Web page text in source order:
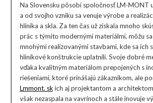
Na Slovensku pôsobí spoločnosť LM-MONT
a od svojho vzniku sa venuje výrobe a
hliníka a skla. Za ten čas už získala mnoho
prác s týmito modernými materiálmi, môžu
mnohými realizovanými stavbami, kde sa ich
hliníkové konštrukcie uplatnili. Svoje dobré
vďaka kvalitným materiálom prepojených s
riešeniami, ktoré prinášajú zákazníkom, ale
Lmmont. sk ich aj projektantom a
však nezaspala na vavrínoch a stále inovuje